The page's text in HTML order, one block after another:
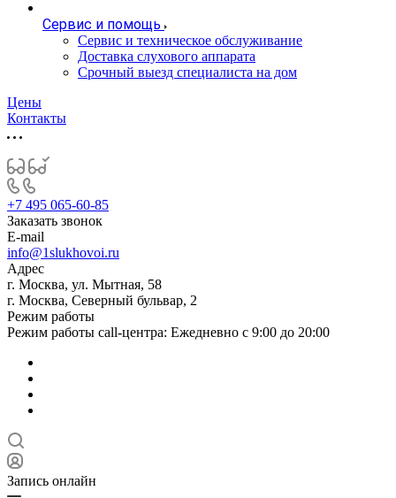
Сервис и помощь
Сервис и техническое обслуживание
Доставка слухового аппарата
Срочный выезд специалиста на дом
Цены
Контакты
+7 495 065-60-85
Заказать звонок
E-mail
info@1slukhovoi.ru
Адрес
г. Москва, ул. Мытная, 58
г. Москва, Северный бульвар, 2
Режим работы
Режим работы call-центра: Ежедневно с 9:00 до 20:00
Запись онлайн